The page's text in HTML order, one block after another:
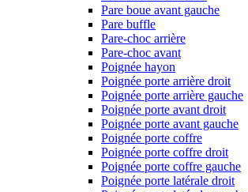
Pare boue avant gauche
Pare buffle
Pare-choc arrière
Pare-choc avant
Poignée hayon
Poignée porte arrière droit
Poignée porte arrière gauche
Poignée porte avant droit
Poignée porte avant gauche
Poignée porte coffre
Poignée porte coffre droit
Poignée porte coffre gauche
Poignée porte latérale droit